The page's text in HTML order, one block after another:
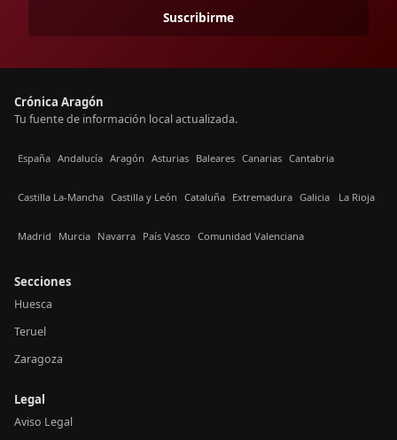
Suscribirme
Crónica Aragón
Tu fuente de información local actualizada.
España Andalucía Aragón Asturias Baleares Canarias Cantabria
Castilla La-Mancha Castilla y León Cataluña Extremadura Galicia La Rioja
Madrid Murcia Navarra País Vasco Comunidad Valenciana
Secciones
Huesca
Teruel
Zaragoza
Legal
Aviso Legal